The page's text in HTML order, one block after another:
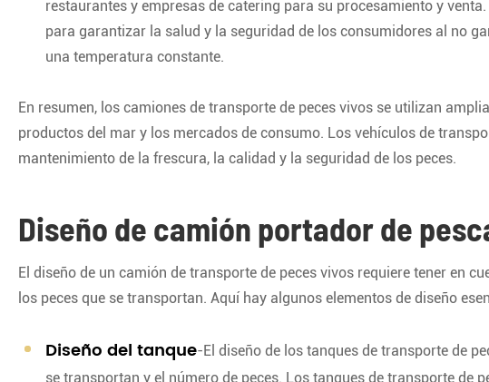
restaurantes y empresas de catering para su procesamiento y
para garantizar la salud y la seguridad de los consumidores al no
una temperatura constante.
En resumen, los camiones de transporte de peces vivos se utilizan
productos del mar y los mercados de consumo. Los vehículos de
mantenimiento de la frescura, la calidad y la seguridad de los peces.
Diseño de camión portador de
El diseño de un camión de transporte de peces vivos requiere tener en
los peces que se transportan. Aquí hay algunos elementos de diseño
Diseño del tanque-El diseño de los tanques de transporte de
se transportan y el número de peces. Los tanques de transporte de